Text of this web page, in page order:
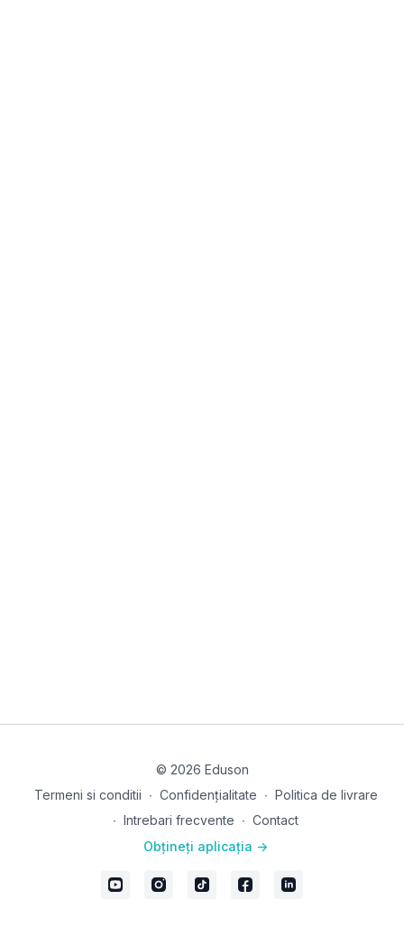
© 2026 Eduson
Termeni si conditii ∙ Confidențialitate ∙ Politica de livrare
∙ Intrebari frecvente ∙ Contact
Obțineți aplicația ->